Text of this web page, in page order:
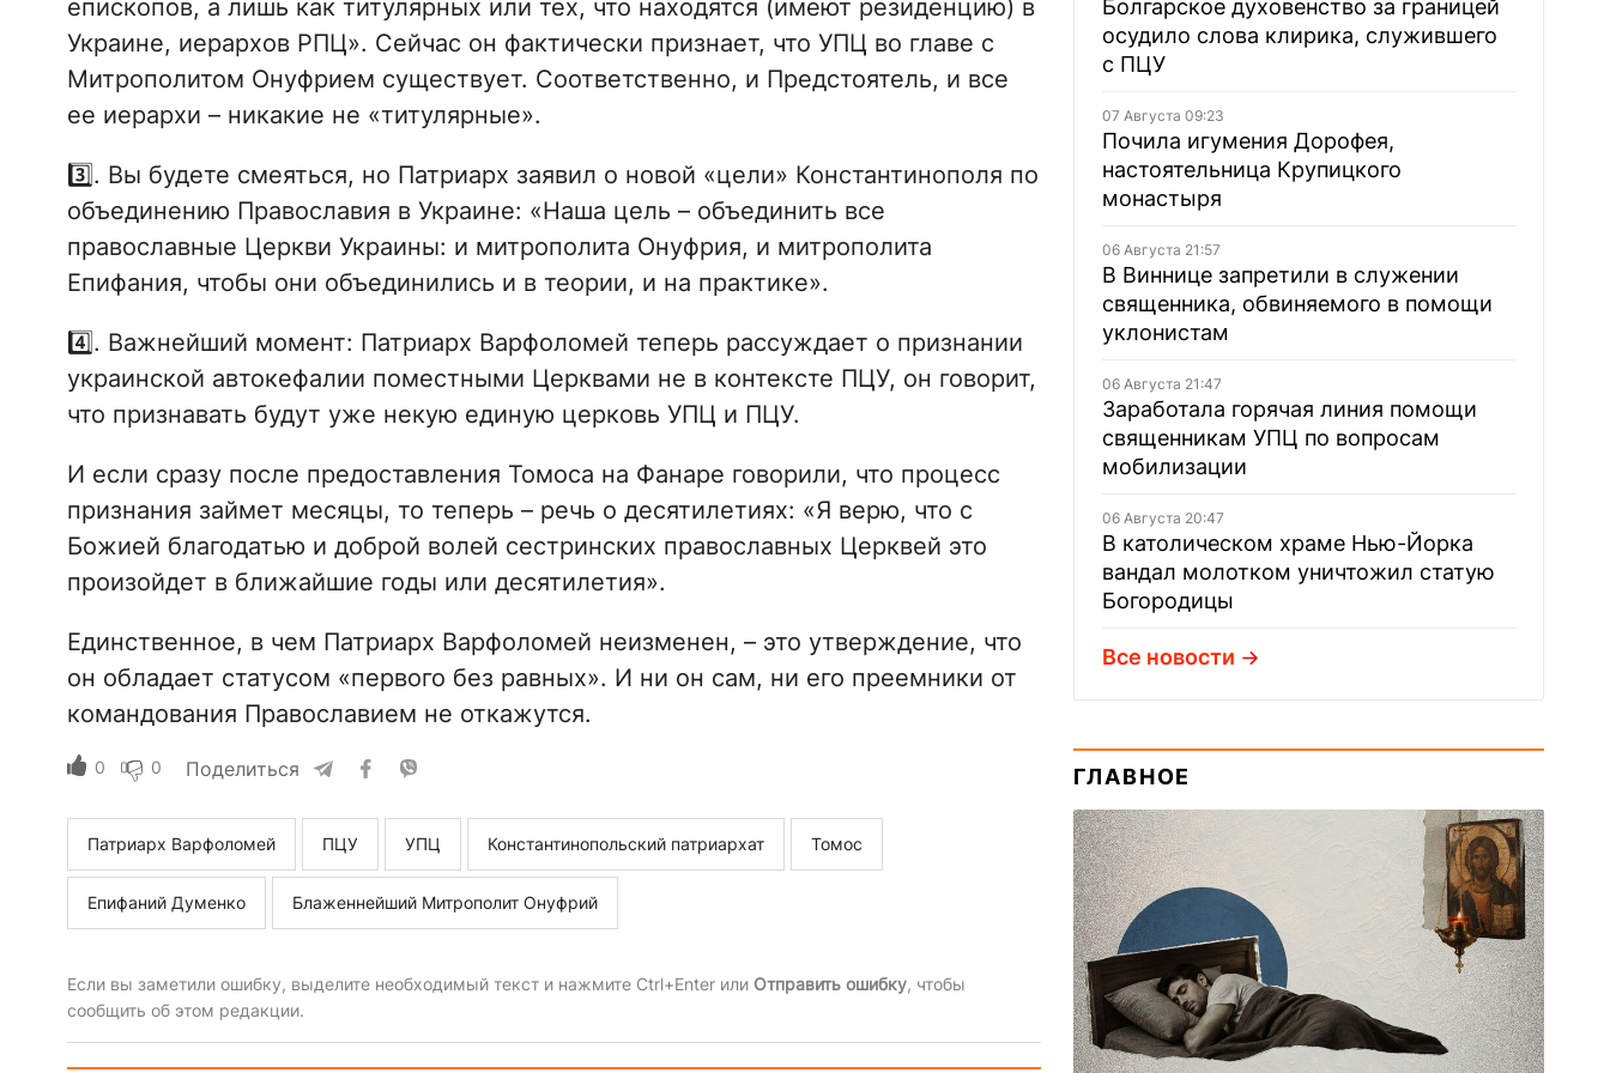
епископов, а лишь как титулярных или тех, что находятся (имеют резиденцию) в
Украине, иерархов РПЦ». Сейчас он фактически признает, что УПЦ во главе с
Митрополитом Онуфрием существует. Соответственно, и Предстоятель, и все
ее иерархи – никакие не «титулярные».
3️⃣. Вы будете смеяться, но Патриарх заявил о новой «цели» Константинополя по
объединению Православия в Украине: «Наша цель – объединить все
православные Церкви Украины: и митрополита Онуфрия, и митрополита
Епифания, чтобы они объединились и в теории, и на практике».
4️⃣. Важнейший момент: Патриарх Варфоломей теперь рассуждает о признании
украинской автокефалии поместными Церквами не в контексте ПЦУ, он говорит,
что признавать будут уже некую единую церковь УПЦ и ПЦУ.
И если сразу после предоставления Томоса на Фанаре говорили, что процесс
признания займет месяцы, то теперь – речь о десятилетиях: «Я верю, что с
Божией благодатью и доброй волей сестринских православных Церквей это
произойдет в ближайшие годы или десятилетия».
Единственное, в чем Патриарх Варфоломей неизменен, – это утверждение, что
он обладает статусом «первого без равных». И ни он сам, ни его преемники от
командования Православием не откажутся.
0 0 Поделиться
Патриарх Варфоломей ПЦУ УПЦ Константинопольский патриархат Томос
Епифаний Думенко Блаженнейший Митрополит Онуфрий
Если вы заметили ошибку, выделите необходимый текст и нажмите Ctrl+Enter или Отправить ошибку, чтобы
сообщить об этом редакции.
Болгарское духовенство за границей
осудило слова клирика, служившего
с ПЦУ
07 Августа 09:23
Почила игумения Дорофея,
настоятельница Крупицкого
монастыря
06 Августа 21:57
В Виннице запретили в служении
священника, обвиняемого в помощи
уклонистам
06 Августа 21:47
Заработала горячая линия помощи
священникам УПЦ по вопросам
мобилизации
06 Августа 20:47
В католическом храме Нью-Йорка
вандал молотком уничтожил статую
Богородицы
Все новости
ГЛАВНОЕ